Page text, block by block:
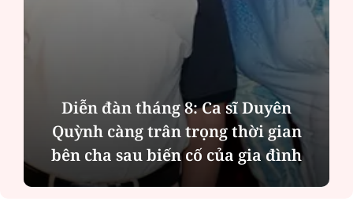
Diễn đàn tháng 8: Ca sĩ Duyên
Quỳnh càng trân trọng thời gian
bên cha sau biến cố của gia đình